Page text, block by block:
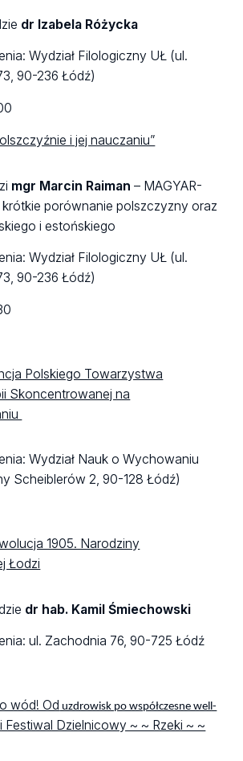
dr Izabela Różycka
Wydział Filologiczny UŁ (ul.
90-236 Łódź)
i jej nauczaniu”
mgr Marcin Raiman– MAGYAR-
krótkie porównanie polszczyzny oraz
i estońskiego
Wydział Filologiczny UŁ (ul.
90-236 Łódź)
Polskiego Towarzystwa
Skoncentrowanej na
Wydział Nauk o Wychowaniu
Scheiblerów 2, 90-128 Łódź)
1905. Narodziny
Łodzi
dr hab. Kamil Śmiechowski
ul. Zachodnia 76, 90-725 Łódź
wód! Od uzdrowisk po współczesne well-
Festiwal Dzielnicowy ~ ~ Rzeki ~ ~